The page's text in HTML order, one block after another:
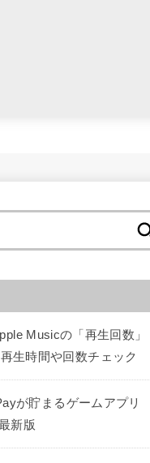
Musicの「再生回数」
生時間や回数チェック
が貯まるゲームアプリ
新版